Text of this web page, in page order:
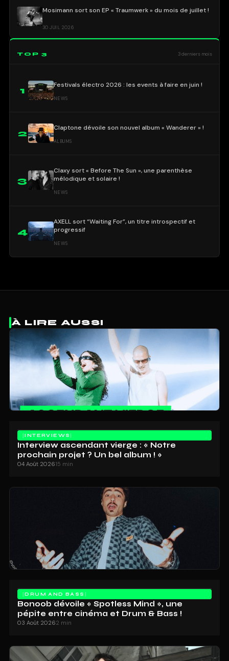
Mosimann sort son EP « Traumwerk » du mois de juillet !
30 JUIL 2026
TOP 3 3 derniers mois
1
Festivals électro 2026 : les events à faire en juin !
NEWS
2
Claptone dévoile son nouvel album « Wanderer » !
ALBUMS
3
Claxy sort « Before The Sun », une parenthèse
mélodique et solaire !
NEWS
4
AXELL sort “Waiting For”, un titre introspectif et
progressif
NEWS
À LIRE AUSSI
INTERVIEWS
Interview ascendant vierge : « Notre
prochain projet ? Un bel album ! »
04 Août 202615 min
DRUM AND BASS
Bonoob dévoile « Spotless Mind », une
pépite entre cinéma et Drum & Bass !
03 Août 20262 min